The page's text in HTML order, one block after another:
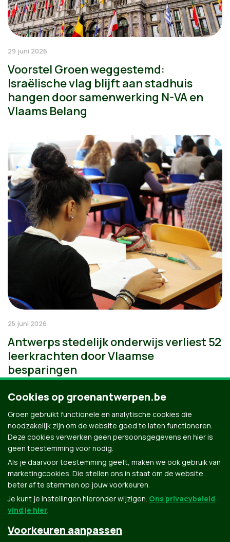
29 juni 2026
Voorstel Groen weggestemd:
Israëlische vlag blijft aan stadhuis
hangen door samenwerking N-VA en
Vlaams Belang
25 juni 2026
Antwerps stedelijk onderwijs verliest 52
leerkrachten door Vlaamse
besparingen
Groen.be
Cookies op groenantwerpen.be
Groen gebruikt functionele en analytische cookies die
noodzakelijk zijn om de website goed te laten functioneren.
Deze cookies verwerken geen persoonsgegevens en hier is
geen toestemming voor nodig.
Als je daarvoor toestemming geeft, maken we ook gebruik van
marketingcookies. Die stellen ons in staat om de website
beter af te stemmen op jouw voorkeuren.
Je kunt je instellingen hieronder wijzigen. Ons privacybeleid
vind je hier.
Voorkeuren aanpassen